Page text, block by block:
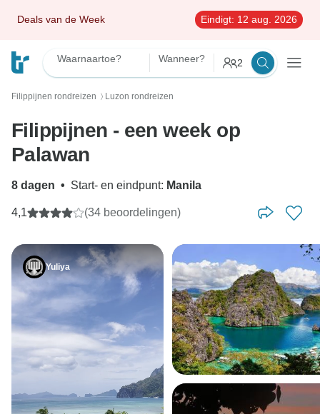
Deals van de Week Eindigt: 12 aug. 2026
Waarnaartoe? Wanneer? 2
Filippijnen rondreizen 〉 Luzon rondreizen
Filippijnen - een week op
Palawan
8 dagen • Start- en eindpunt: Manila
4,1 (34 beoordelingen)
Yuliya